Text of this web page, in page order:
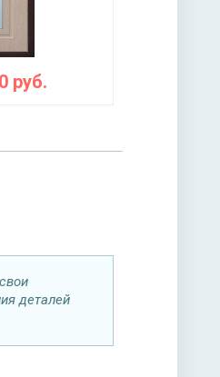
руб.
деталей